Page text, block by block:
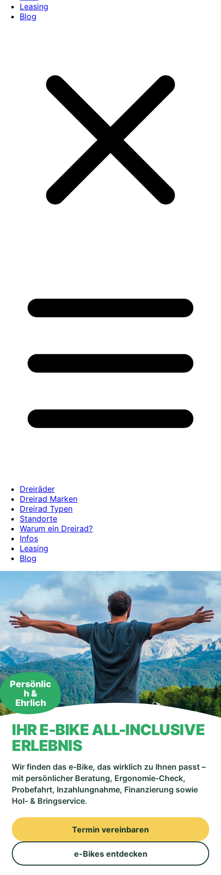
Leasing
Blog
Dreiräder
Dreirad Marken
Dreirad Typen
Standorte
Warum ein Dreirad?
Infos
Leasing
Blog
IHR E-BIKE ALL-INCLUSIVE
ERLEBNIS
Wir finden das e-Bike, das wirklich zu Ihnen passt –
mit persönlicher Beratung, Ergonomie-Check,
Probefahrt, Inzahlungnahme, Finanzierung sowie
Hol- & Bringservice.
Termin vereinbaren
e-Bikes entdecken
Persönlic
h &
Ehrlich